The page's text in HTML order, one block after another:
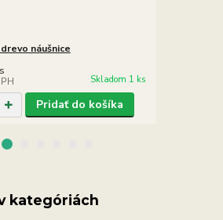
náušnice
Skladom 1 ks
Pridať do košíka
kategóriách